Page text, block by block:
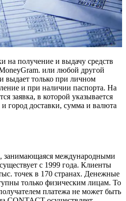
на получение и выдачу средств
или любой другой
выдает только при личном
и при наличии паспорта. На
заявка, в которой указывается
город доставки, сумма и валюта
занимающаяся международными
с 1999 года. Клиенты
точек в 170 странах. Денежные
только физическим лицам. То
платежа не может быть